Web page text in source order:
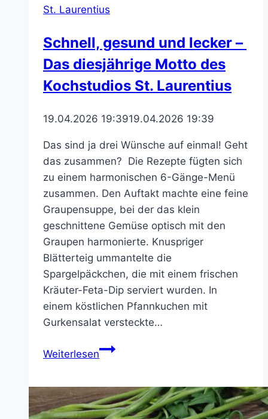
St. Laurentius
Schnell, gesund und lecker –
Das diesjährige Motto des
Kochstudios St. Laurentius
19.04.2026 19:3919.04.2026 19:39
Das sind ja drei Wünsche auf einmal! Geht
das zusammen? Die Rezepte fügten sich
zu einem harmonischen 6-Gänge-Menü
zusammen. Den Auftakt machte eine feine
Graupensuppe, bei der das klein
geschnittene Gemüse optisch mit den
Graupen harmonierte. Knuspriger
Blätterteig ummantelte die
Spargelpäckchen, die mit einem frischen
Kräuter-Feta-Dip serviert wurden. In
einem köstlichen Pfannkuchen mit
Gurkensalat versteckte…
WeiterlesenSchnell,
lecker
–